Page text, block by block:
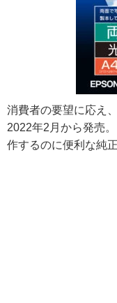
消費者の要望に応え、
2022年2 月から発売
作するのに便利な純